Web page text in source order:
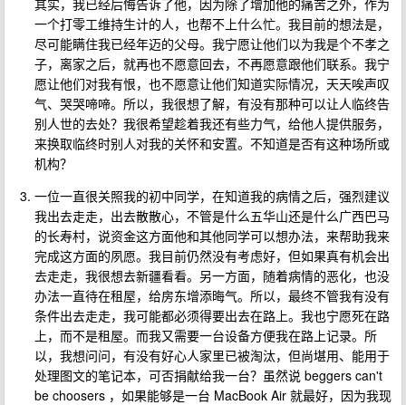
其实，我已经后悔告诉了他，因为除了增加他的痛苦之外，作为
一个打零工维持生计的人，也帮不上什么忙。我目前的想法是，
尽可能瞒住我已经年迈的父母。我宁愿让他们以为我是个不孝之
子，离家之后，就再也不愿意回去，不再愿意跟他们联系。我宁
愿让他们对我有恨，也不愿意让他们知道实际情况，天天唉声叹
气、哭哭啼啼。所以，我很想了解，有没有那种可以让人临终告
别人世的去处？我很希望趁着我还有些力气，给他人提供服务，
来换取临终时别人对我的关怀和安置。不知道是否有这种场所或
机构？
一位一直很关照我的初中同学，在知道我的病情之后，强烈建议
我出去走走，出去散散心，不管是什么五华山还是什么广西巴马
的长寿村，说资金这方面他和其他同学可以想办法，来帮助我来
完成这方面的夙愿。我目前仍然没有考虑好，但如果真有机会出
去走走，我很想去新疆看看。另一方面，随着病情的恶化，也没
办法一直待在租屋，给房东增添晦气。所以，最终不管我有没有
条件出去走走，我可能都必须得要出去在路上。我也宁愿死在路
上，而不是租屋。而我又需要一台设备方便我在路上记录。所
以，我想问问，有没有好心人家里已被淘汰，但尚堪用、能用于
处理图文的笔记本，可否捐献给我一台？虽然说 beggers can't
be choosers ，如果能够是一台 MacBook Air 就最好，因为我现